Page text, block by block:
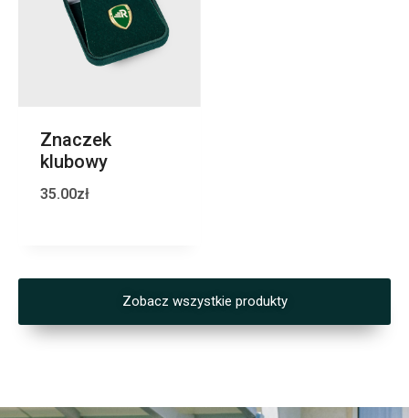
Znaczek
klubowy
35.00zł
Zobacz wszystkie produkty